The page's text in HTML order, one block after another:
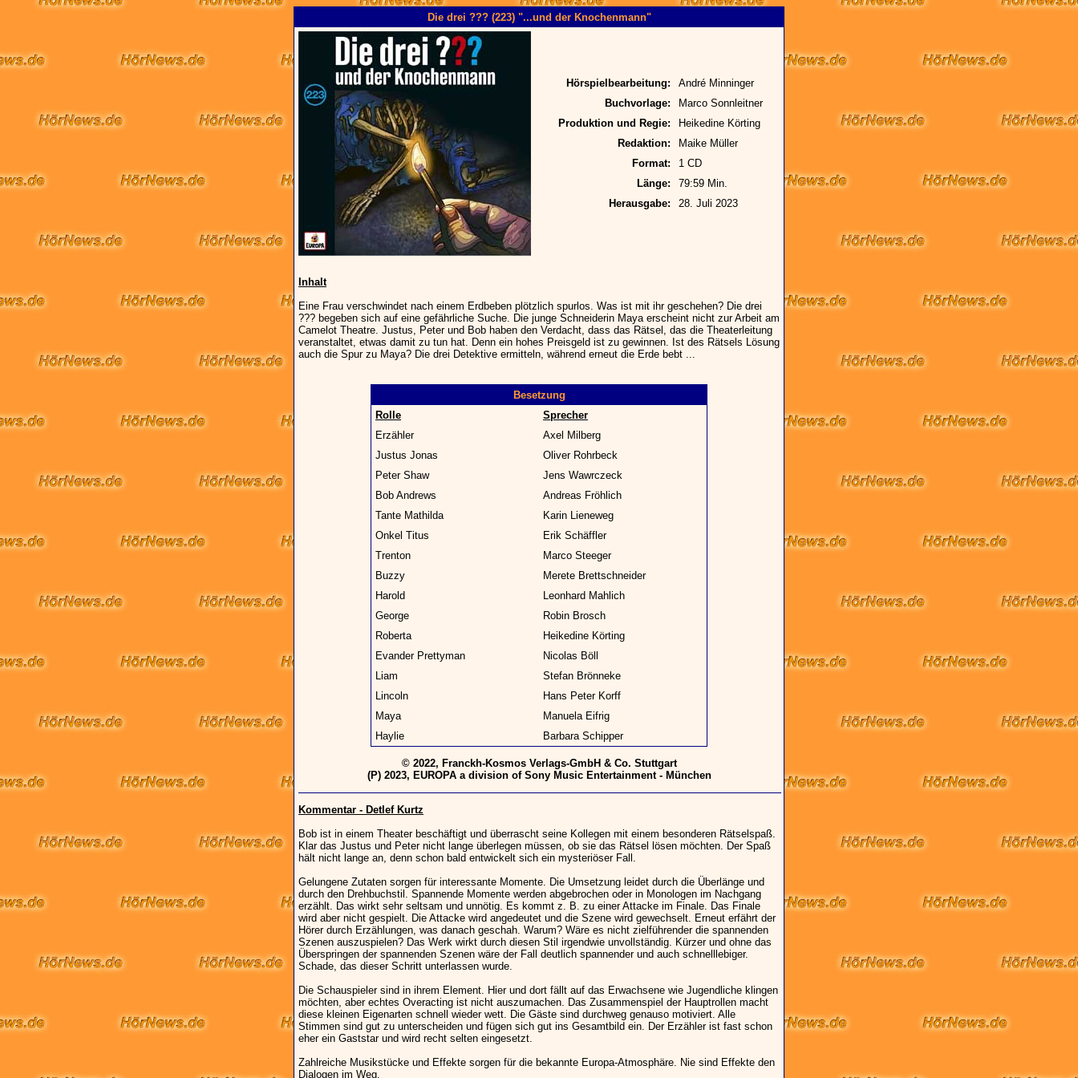
Die drei ??? (223) "...und der Knochenmann"
Hörspielbearbeitung:
André Minninger
Buchvorlage:
Marco Sonnleitner
Produktion und Regie:
Heikedine Körting
Redaktion:
Maike Müller
Format:
1 CD
Länge:
79:59 Min.
Herausgabe:
28. Juli 2023
Inhalt
Eine Frau verschwindet nach einem Erdbeben plötzlich spurlos. Was ist mit ihr geschehen? Die drei
??? begeben sich auf eine gefährliche Suche. Die junge Schneiderin Maya erscheint nicht zur Arbeit am
Camelot Theatre. Justus, Peter und Bob haben den Verdacht, dass das Rätsel, das die Theaterleitung
veranstaltet, etwas damit zu tun hat. Denn ein hohes Preisgeld ist zu gewinnen. Ist des Rätsels Lösung
auch die Spur zu Maya? Die drei Detektive ermitteln, während erneut die Erde bebt ...
Besetzung
Rolle
Sprecher
Erzähler
Axel Milberg
Justus Jonas
Oliver Rohrbeck
Peter Shaw
Jens Wawrczeck
Bob Andrews
Andreas Fröhlich
Tante Mathilda
Karin Lieneweg
Onkel Titus
Erik Schäffler
Trenton
Marco Steeger
Buzzy
Merete Brettschneider
Harold
Leonhard Mahlich
George
Robin Brosch
Roberta
Heikedine Körting
Evander Prettyman
Nicolas Böll
Liam
Stefan Brönneke
Lincoln
Hans Peter Korff
Maya
Manuela Eifrig
Haylie
Barbara Schipper
© 2022, Franckh-Kosmos Verlags-GmbH & Co. Stuttgart
(P) 2023, EUROPA a division of Sony Music Entertainment - München
Kommentar - Detlef Kurtz
Bob ist in einem Theater beschäftigt und überrascht seine Kollegen mit einem besonderen Rätselspaß.
Klar das Justus und Peter nicht lange überlegen müssen, ob sie das Rätsel lösen möchten. Der Spaß
hält nicht lange an, denn schon bald entwickelt sich ein mysteriöser Fall.
Gelungene Zutaten sorgen für interessante Momente. Die Umsetzung leidet durch die Überlänge und
durch den Drehbuchstil. Spannende Momente werden abgebrochen oder in Monologen im Nachgang
erzählt. Das wirkt sehr seltsam und unnötig. Es kommt z. B. zu einer Attacke im Finale. Das Finale
wird aber nicht gespielt. Die Attacke wird angedeutet und die Szene wird gewechselt. Erneut erfährt der
Hörer durch Erzählungen, was danach geschah. Warum? Wäre es nicht zielführender die spannenden
Szenen auszuspielen? Das Werk wirkt durch diesen Stil irgendwie unvollständig. Kürzer und ohne das
Überspringen der spannenden Szenen wäre der Fall deutlich spannender und auch schnelllebiger.
Schade, das dieser Schritt unterlassen wurde.
Die Schauspieler sind in ihrem Element. Hier und dort fällt auf das Erwachsene wie Jugendliche klingen
möchten, aber echtes Overacting ist nicht auszumachen. Das Zusammenspiel der Hauptrollen macht
diese kleinen Eigenarten schnell wieder wett. Die Gäste sind durchweg genauso motiviert. Alle
Stimmen sind gut zu unterscheiden und fügen sich gut ins Gesamtbild ein. Der Erzähler ist fast schon
eher ein Gaststar und wird recht selten eingesetzt.
Zahlreiche Musikstücke und Effekte sorgen für die bekannte Europa-Atmosphäre. Nie sind Effekte den
Dialogen im Weg.